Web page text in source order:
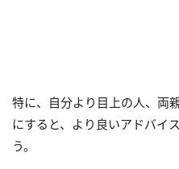
特に、自分より目上の人、両
にすると、より良いアドバイ
う。